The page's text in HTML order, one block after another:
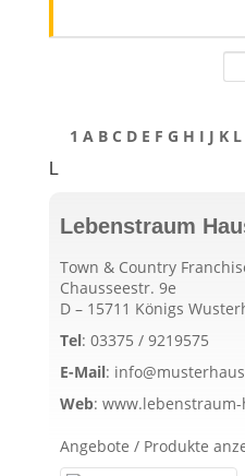
1 A B C D E F G H I J K L
L
Lebenstraum
Town & Country
Chausseestr. 9e
D – 15711 Königs
Tel: 03375 / 9219575
E-Mail:
Web:
Angebote / Produkte